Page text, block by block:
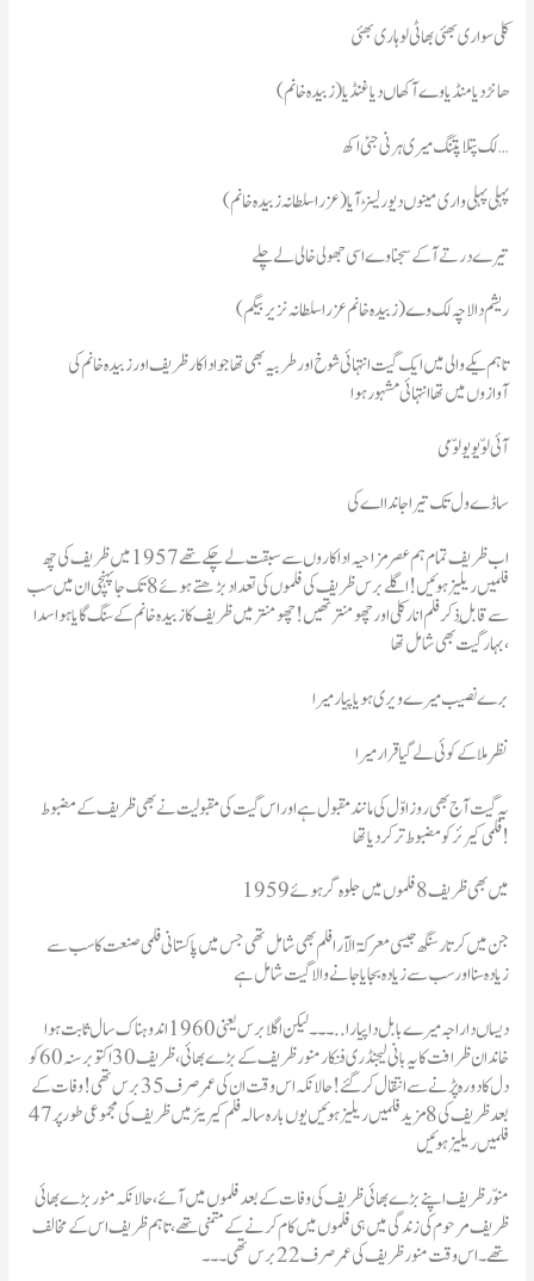
کلی سواری بھئی بھاٹی لوہاری بھئی
ھانڑ دیا منڈیا وے آکھاں دیا غنڈیا (زبیدہ خانم)
لک پتلا پتنگ میری ہرنی جئی اکھ …
پہلی پہلی واری مینوں دیور لینڑ آیا (عزرا سلطانہ زبیدہ خانم)
تیرے در تے آکے سجنا وے اسی جھولی خالی لے چلے
ریشم دا لا چہ لک وے (زبیدہ خانم عزرا سلطانہ نزیر بیگم)
تاہم یکے والی میں ایک گیت انتہائی شوخ اور طربیہ بھی تھا جو اداکار ظریف اور زبیدہ خانم کی
آوازوں میں تھا انتہائی مشہور ہوا
آئی لوّ یو یو لوّ می
ساڈے ول تک تیرا جاندا اے کی
اب ظریف تمام ہم عصر مزاحیہ اداکاروں سے سبقت لے چکے تھے 1957 میں ظریف کی چھ
فلمیں ریلیز ہوئیں! اگلے برس ظریف کی فلموں کی تعداد بڑھتے ہوئے 8 تک جاپہنچی ان میں سب
سے قابلِ ذکر فلم انارکلی اور چھو منتر تھیں ! چھومنتر میں ظریف کا زبیدہ خانم کے سنگ گایا ہوا سدا
بہار گیت بھی شامل تھا ،
برے نصیب میرے ویری ہویا پیار میرا
نظر ملا کے کوئی لے گیا قرار میرا
یہ گیت آج بھی روز اوّل کی مانند مقبول ہے اور اس گیت کی مقبولیت نے بھی ظریف کے مضبوط
فلمی کیرئر کو مضبوط تر کردیا تھا!
1959 میں بھی ظریف 8 فلموں میں جلوہ گر ہوئے
جن میں کرتار سنگھ جیسی معرکۃ الآرا فلم بھی شامل تھی جس میں پاکستانی فلمی صنعت کا سب سے
زیادہ سنا اور سب سے زیادہ بجایا جانے والا گیت شامل ہے
دیساں دا راجہ میرے بابل دا پیارا ..۔۔۔ لیکن اگلا برس یعنی 1960 اندوہناک سال ثابت ہوا
خاندان ظرافت کا یہ بانی لیجنڈری فنکار منور ظریف کے بڑے بھائی ،ظریف 30 اکتوبر سنہ 60کو
دل کا دورہ پڑنے سے انتقال کر گئے! حالانکہ اس وقت ان کی عمر صرف 35 برس تھی ! وفات کے
بعد ظریف کی 8 مزید فلمیں ریلیز ہوئیں یوں بارہ سالہ فلم کیریئر میں ظریف کی مجموعی طور پر 47
فلمیں ریلیز ہوئیں
منوّر ظریف اپنے بڑے بھائی ظریف کی وفات کے بعد فلموں میں آئے ،حالانکہ منور بڑے بھائی
ظریف مرحوم کی زندگی میں ہی فلموں میں کام کرنے کے متمنی تھے ،تاہم ظریف اس کے مخالف
تھے۔ اس وقت منور ظریف کی عمر صرف 22 برس تھی ۔۔۔